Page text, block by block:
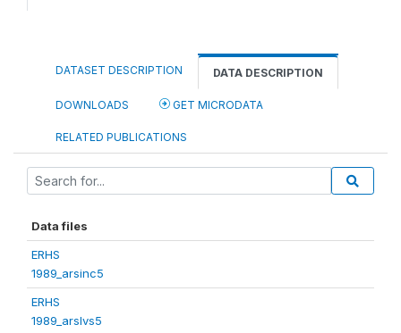
DATASET DESCRIPTION DATA DESCRIPTION
DOWNLOADS GET MICRODATA
RELATED PUBLICATIONS
Data files
ERHS
1989_arsinc5
ERHS
1989_arslvs5